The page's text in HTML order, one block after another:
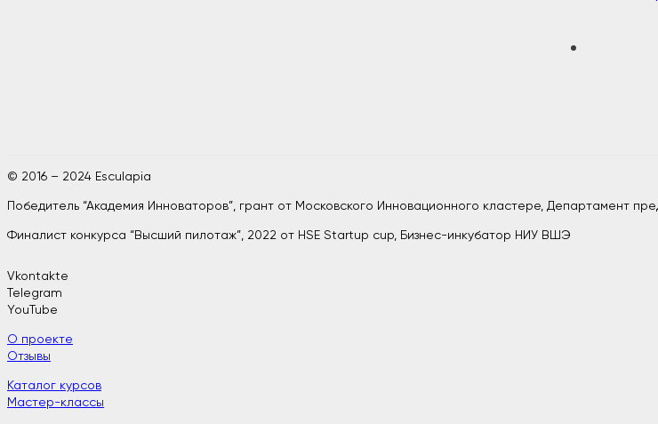
© 2016 – 2024 Esculapia
Победитель “Академия Инноваторов”, грант от Московского Инновационного кластере, Департамент
Финалист конкурса “Высший пилотаж”, 2022 от HSE Startup cup, Бизнес-инкубатор НИУ ВШЭ
Vkontakte
Telegram
YouTube
О проекте
Отзывы
Каталог курсов
Мастер-классы